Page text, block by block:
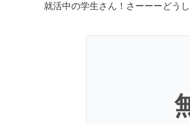
就活中の学生さん！さーーーどう